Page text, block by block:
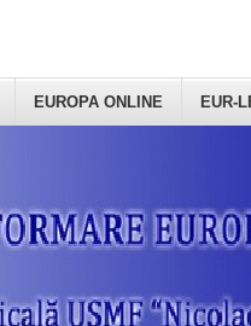
EUROPA ONLINE EUR-